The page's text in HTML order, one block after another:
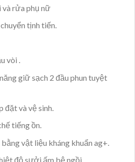
và rửa phụ nữ
tịnh tiến.
vòi .
giữ sạch 2 đầu phun tuyệt
đặt và vệ sinh.
tiếng ồn.
vật liệu kháng khuẩn ag+.
độ sưởi ấm bệ ngồi.